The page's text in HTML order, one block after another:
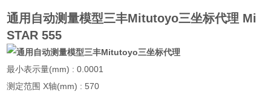
通用自动测量模型三丰Mitutoyo三坐标代理 Mi
STAR 555
最小表示量(mm) : 0.0001
测定范围 X轴(mm) : 570